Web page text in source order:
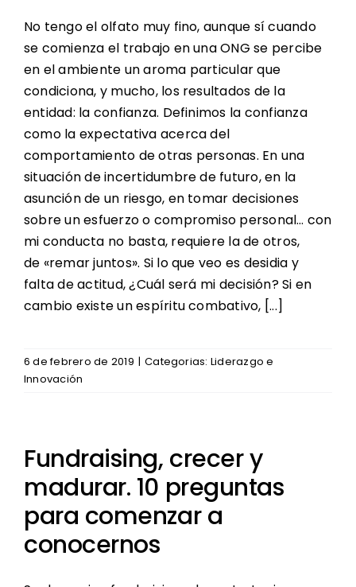
No tengo el olfato muy fino, aunque sí cuando
se comienza el trabajo en una ONG se percibe
en el ambiente un aroma particular que
condiciona, y mucho, los resultados de la
entidad: la confianza. Definimos la confianza
como la expectativa acerca del
comportamiento de otras personas. En una
situación de incertidumbre de futuro, en la
asunción de un riesgo, en tomar decisiones
sobre un esfuerzo o compromiso personal… con
mi conducta no basta, requiere la de otros,
de «remar juntos». Si lo que veo es desidia y
falta de actitud, ¿Cuál será mi decisión? Si en
cambio existe un espíritu combativo, [...]
6 de febrero de 2019 | Categorias: Liderazgo e
Innovación
Fundraising, crecer y
madurar. 10 preguntas
para comenzar a
conocernos